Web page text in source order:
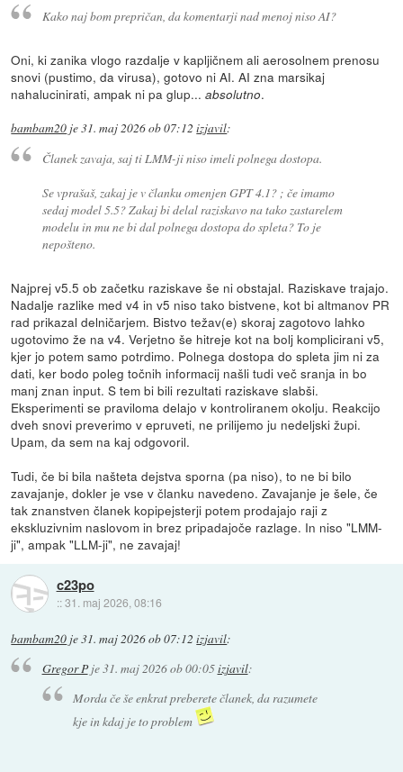
Kako naj bom prepričan, da komentarji nad menoj niso AI?
Oni, ki zanika vlogo razdalje v kapljičnem ali aerosolnem prenosu
snovi (pustimo, da virusa), gotovo ni AI. AI zna marsikaj
nahalucinirati, ampak ni pa glup...absolutno.
bambam20 je31. maj 2026 ob 07:12 izjavil:
Članek zavaja, saj ti LMM-ji niso imeli polnega dostopa.
Se vprašaš, zakaj je v članku omenjen GPT 4.1? ; če imamo
sedaj model 5.5? Zakaj bi delal raziskavo na tako zastarelem
modelu in mu ne bi dal polnega dostopa do spleta? To je
nepošteno.
Najprej v5.5 ob začetku raziskave še ni obstajal. Raziskave trajajo.
Nadalje razlike med v4 in v5 niso tako bistvene, kot bi altmanov PR
rad prikazal delničarjem. Bistvo težav(e) skoraj zagotovo lahko
ugotovimo že na v4. Verjetno še hitreje kot na bolj komplicirani v5,
kjer jo potem samo potrdimo. Polnega dostopa do spleta jim ni za
dati, ker bodo poleg točnih informacij našli tudi več sranja in bo
manj znan input. S tem bi bili rezultati raziskave slabši.
Eksperimenti se praviloma delajo v kontroliranem okolju. Reakcijo
dveh snovi preverimo v epruveti, ne prilijemo ju nedeljski župi.
Upam, da sem na kaj odgovoril.
Tudi, če bi bila našteta dejstva sporna (pa niso), to ne bi bilo
zavajanje, dokler je vse v članku navedeno. Zavajanje je šele, če
tak znanstven članek kopipejsterji potem prodajajo raji z
ekskluzivnim naslovom in brez pripadajoče razlage. In niso "LMM-
ji", ampak "LLM-ji", ne zavajaj!
c23po
::31. maj 2026, 08:16
bambam20 je31. maj 2026 ob 07:12 izjavil:
Gregor Pje31. maj 2026 ob 00:05izjavil:
Morda če še enkrat preberete članek, da razumete
kje in kdaj je to problem